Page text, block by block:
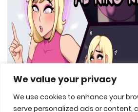
We value your privacy
We use cookies to enhance your
serve personalized ads or content,